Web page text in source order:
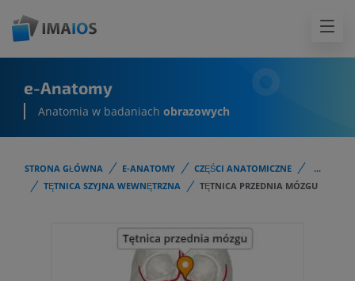
e-Anatomy
Anatomia w badaniach obrazowych
STRONA GŁÓWNA E-ANATOMY CZĘŚCI ANATOMICZNE
...
TĘTNICA SZYJNA WEWNĘTRZNA
TĘTNICA PRZEDNIA MÓZGU